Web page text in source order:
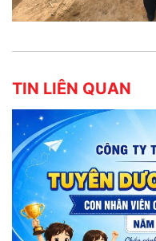
TIN LIÊN QUAN